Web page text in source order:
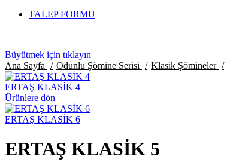
TALEP FORMU
Büyütmek için tıklayın
Ana Sayfa
Odunlu Şömine Serisi Klasik Şömineler
ERTAŞ KLASİK 4
Ürünlere dön
ERTAŞ KLASİK 6
ERTAŞ KLASİK 5